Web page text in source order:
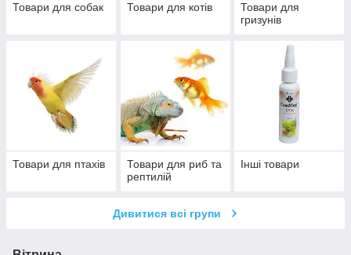
Товари для собак Товари для котів
Товари для
гризунів
Товари для птахів
Товари для риб та
рептилій
Інші товари
Дивитися всі групи